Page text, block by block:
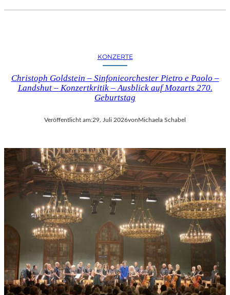
KONZERTE
Christoph Goldstein – Sinfonieorchester Pietro e Paolo –
Landshut – Konzertkritik – Ausblick auf Mozarts 270.
Geburtstag
Veröffentlicht am:29. Juli 2026von Michaela Schabel